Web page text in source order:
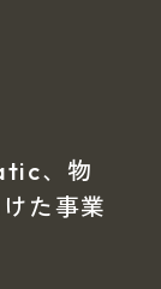
、物
た事業